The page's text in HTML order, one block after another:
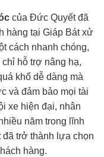
của Đức Quyết đã
hàng tại Giáp Bát xử
cách nhanh chóng,
hỗ trợ nâng hạ,
khổ dễ dàng mà
và đảm bảo mọi tài
xe hiện đại, nhân
năm trong lĩnh
đã trở thành lựa chọn
hàng.